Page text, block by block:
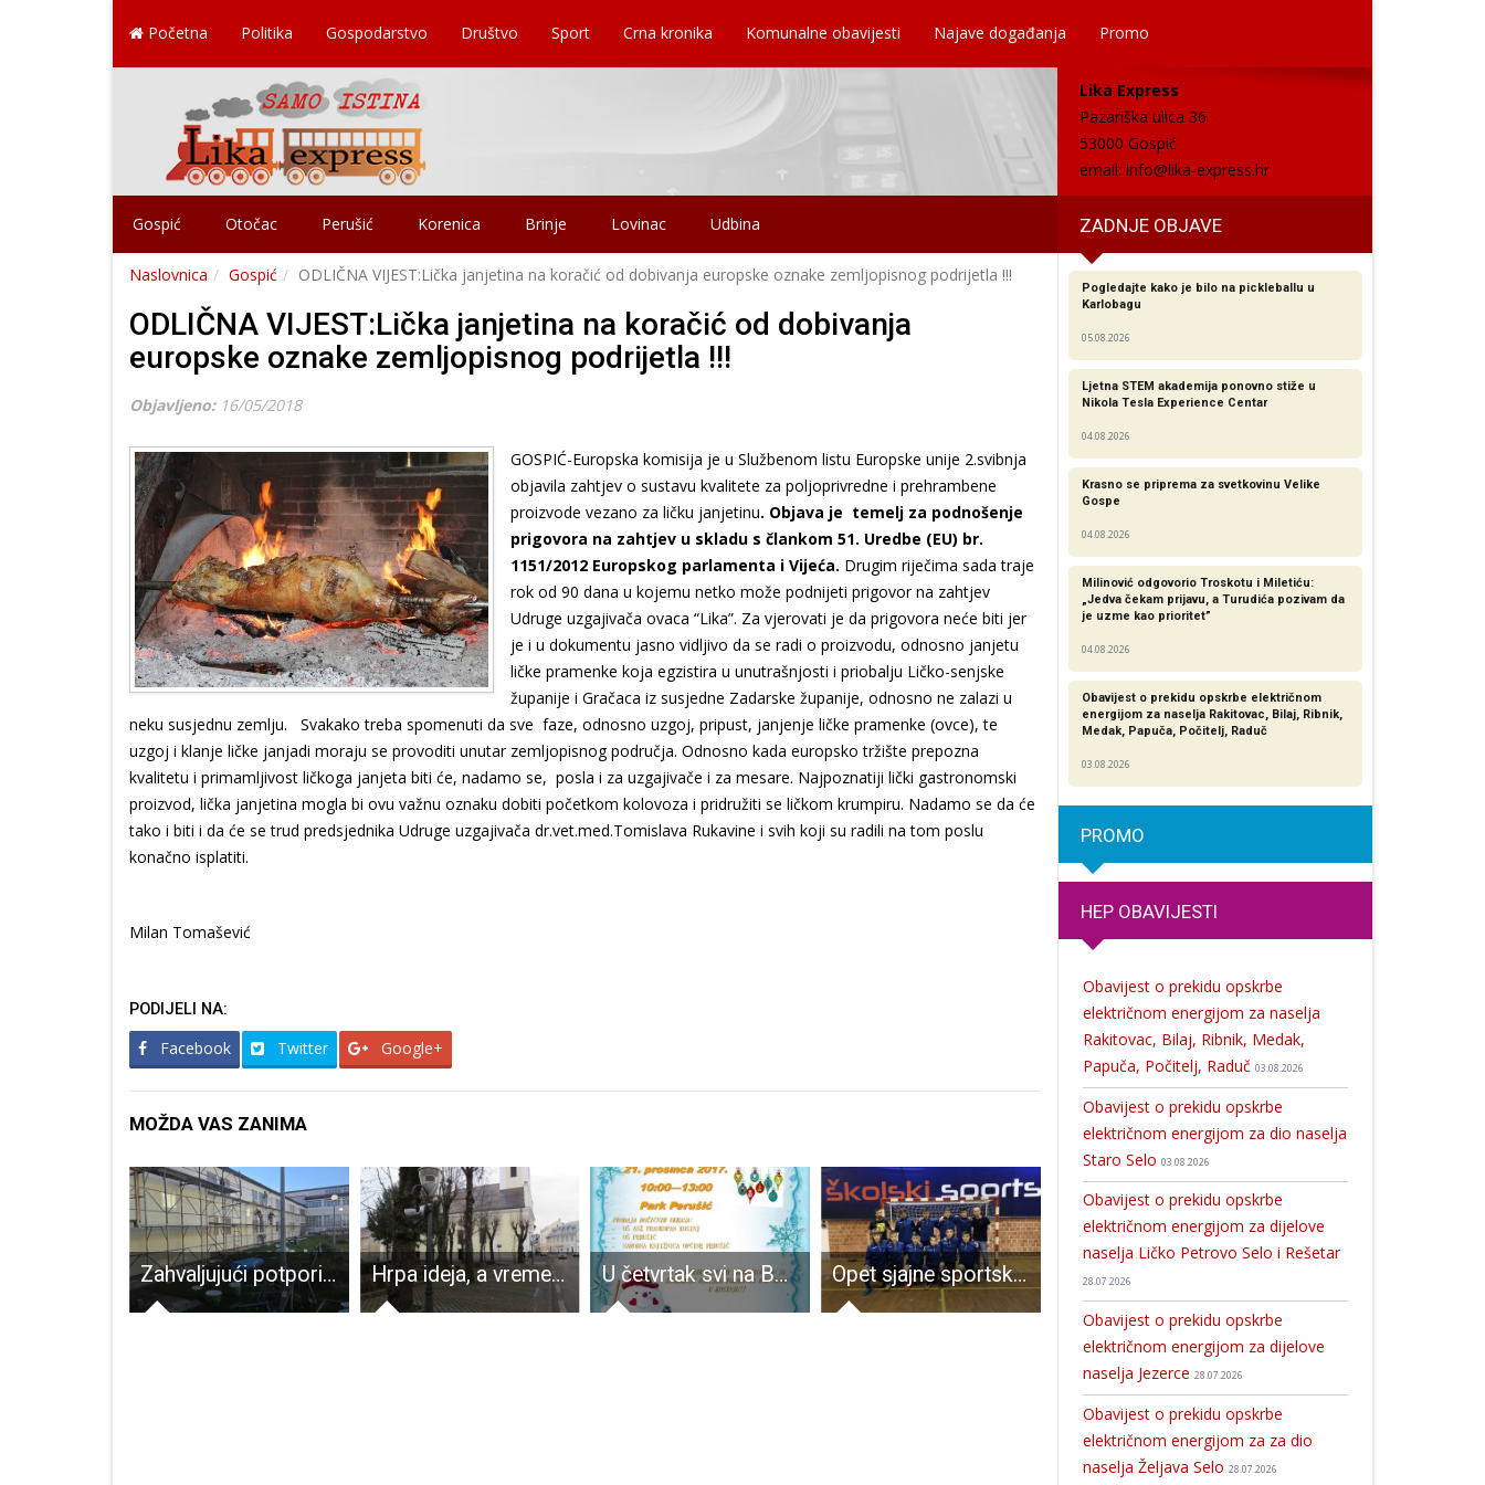
Početna Politika Gospodarstvo Društvo Sport Crna kronika Komunalne obavijesti Najave događanja Promo
Lika Express
Pazariška ulica 36
53000 Gospić
email: info@lika-express.hr
Gospić Otočac Perušić Korenica Brinje Lovinac Udbina ZADNJE OBJAVE
Naslovnica Gospić ODLIČNA VIJEST:Lička janjetina na koračić od dobivanja europske oznake zemljopisnog podrijetla !!!
ODLIČNA VIJEST:Lička janjetina na koračić od dobivanja
europske oznake zemljopisnog podrijetla !!!
Objavljeno: 16/05/2018
GOSPIĆ-Europska komisija je u Službenom listu Europske unije 2.svibnja
objavila zahtjev o sustavu kvalitete za poljoprivredne i prehrambene
proizvode vezano za ličku janjetinu. Objava je temelj za podnošenje
prigovora na zahtjev u skladu s člankom 51. Uredbe (EU) br.
1151/2012 Europskog parlamenta i Vijeća. Drugim riječima sada traje
rok od 90 dana u kojemu netko može podnijeti prigovor na zahtjev
Udruge uzgajivača ovaca “Lika”. Za vjerovati je da prigovora neće biti jer
je i u dokumentu jasno vidljivo da se radi o proizvodu, odnosno janjetu
ličke pramenke koja egzistira u unutrašnjosti i priobalju Ličko-senjske
županije i Gračaca iz susjedne Zadarske županije, odnosno ne zalazi u
neku susjednu zemlju. Svakako treba spomenuti da sve faze, odnosno uzgoj, pripust, janjenje ličke pramenke (ovce), te
uzgoj i klanje ličke janjadi moraju se provoditi unutar zemljopisnog područja. Odnosno kada europsko tržište prepozna
kvalitetu i primamljivost ličkoga janjeta biti će, nadamo se, posla i za uzgajivače i za mesare. Najpoznatiji lički gastronomski
proizvod, lička janjetina mogla bi ovu važnu oznaku dobiti početkom kolovoza i pridružiti se ličkom krumpiru. Nadamo se da će
tako i biti i da će se trud predsjednika Udruge uzgajivača dr.vet.med.Tomislava Rukavine i svih koji su radili na tom poslu
konačno isplatiti.
Milan Tomašević
PODIJELI NA:
Facebook Twitter Google+
MOŽDA VAS ZANIMA
Zahvaljujući potpori Vlade RH u tijeku uređenje zgrade Doma za starije osobe Ličko-senjske županije u Gospiću Hrpa ideja, a vremena i dokumenata malo U četvrtak svi na Božićni sajam u Perušiću!!! Opet sjajne sportske vijesti iz Poreča!!! Malonogometaši gospićke Osnovne škole drugi u državi, košarkašice i rukometaši peti!!!!
Pogledajte kako je bilo na pickleballu u
Karlobagu
05.08.2026
Ljetna STEM akademija ponovno stiže u
Nikola Tesla Experience Centar
04.08.2026
Krasno se priprema za svetkovinu Velike
Gospe
04.08.2026
Milinović odgovorio Troskotu i Miletiću:
„Jedva čekam prijavu, a Turudića pozivam da
je uzme kao prioritet”
04.08.2026
Obavijest o prekidu opskrbe električnom
energijom za naselja Rakitovac, Bilaj, Ribnik,
Medak, Papuča, Počitelj, Raduč
03.08.2026
PROMO
HEP OBAVIJESTI
Obavijest o prekidu opskrbe
električnom energijom za naselja
Rakitovac, Bilaj, Ribnik, Medak,
Papuča, Počitelj, Raduč 03.08.2026
Obavijest o prekidu opskrbe
električnom energijom za dio naselja
Staro Selo 03.08.2026
Obavijest o prekidu opskrbe
električnom energijom za dijelove
naselja Ličko Petrovo Selo i Rešetar
28.07.2026
Obavijest o prekidu opskrbe
električnom energijom za dijelove
naselja Jezerce 28.07.2026
Obavijest o prekidu opskrbe
električnom energijom za za dio
naselja Željava Selo 28.07.2026